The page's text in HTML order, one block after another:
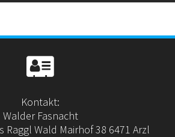
Kontakt:
Walder Fasnacht
Raggl Wald Mairhof 38 6471 Arzl